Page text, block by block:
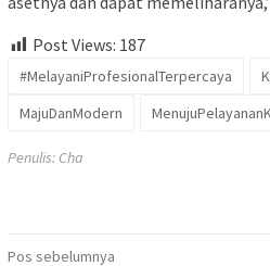
Post Views: 187
#MelayaniProfesionalTerpercaya
MajuDanModern
Penulis: Cha
Pos sebelumnya